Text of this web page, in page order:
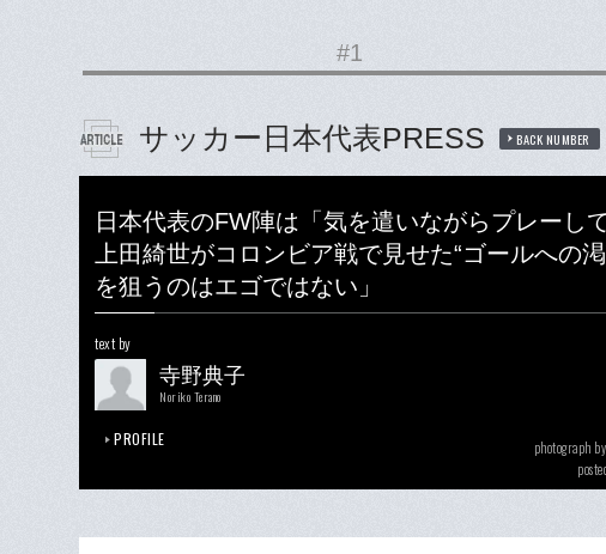
#1
サッカー日本代表PRESS BACK NUMBER
日本代表のFW陣は「気を遣いながらプレーし
上田綺世がコロンビア戦で見せた“ゴールへの
を狙うのはエゴではない」
text by
寺野典子
Noriko Terano
PROFILE photograph by